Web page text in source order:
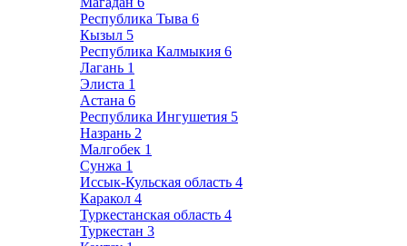
Республика Тыва 6
Кызыл 5
Республика Калмыкия 6
Лагань 1
Элиста 1
Астана 6
Республика Ингушетия 5
Назрань 2
Малгобек 1
Сунжа 1
Иссык-Кульская область 4
Каракол 4
Туркестанская область 4
Туркестан 3